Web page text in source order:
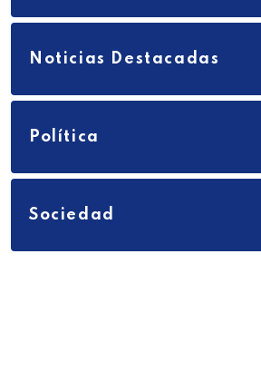
Noticias Destacadas
Política
Sociedad